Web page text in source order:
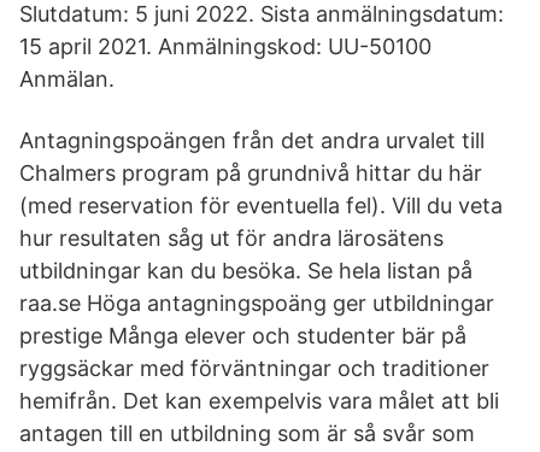
Slutdatum: 5 juni 2022. Sista anmälningsdatum:
15 april 2021. Anmälningskod: UU-50100
Anmälan.
Antagningspoängen från det andra urvalet till
Chalmers program på grundnivå hittar du här
(med reservation för eventuella fel). Vill du veta
hur resultaten såg ut för andra lärosätens
utbildningar kan du besöka. Se hela listan på
raa.se Höga antagningspoäng ger utbildningar
prestige Många elever och studenter bär på
ryggsäckar med förväntningar och traditioner
hemifrån. Det kan exempelvis vara målet att bli
antagen till en utbildning som är så svår som